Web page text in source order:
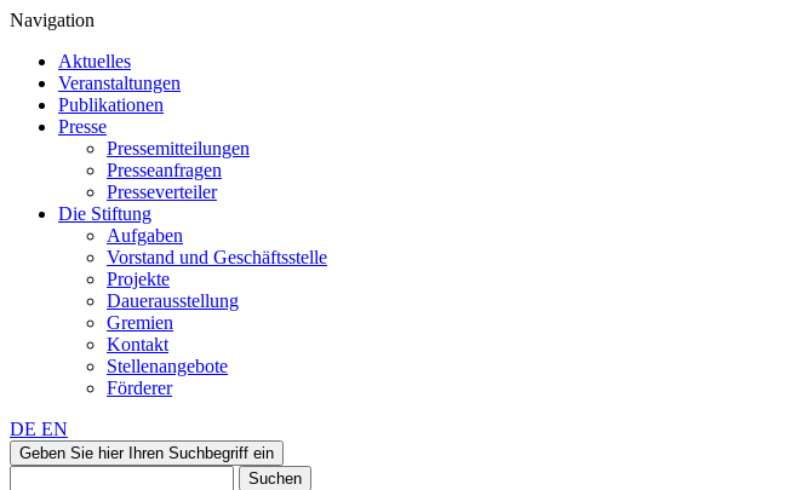
Navigation
Aktuelles
Veranstaltungen
Publikationen
Presse
Pressemitteilungen
Presseanfragen
Presseverteiler
Die Stiftung
Aufgaben
Vorstand und Geschäftsstelle
Projekte
Dauerausstellung
Gremien
Kontakt
Stellenangebote
Förderer
DE EN
Geben Sie hier Ihren Suchbegriff ein
Suchen